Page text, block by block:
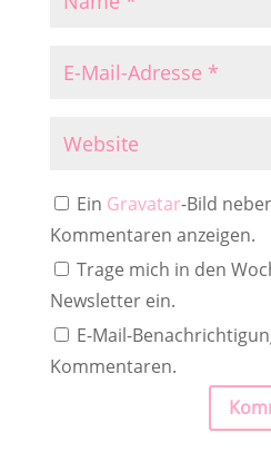
Ein Gravatar-Bild
Kommentaren anzeigen.
Trage mich in den
Newsletter ein.
E-Mail-
Kommentaren.